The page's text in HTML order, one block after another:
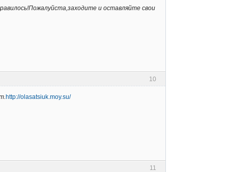
и оставляйте свои
10
http://olasatsiuk.moy.su/
11